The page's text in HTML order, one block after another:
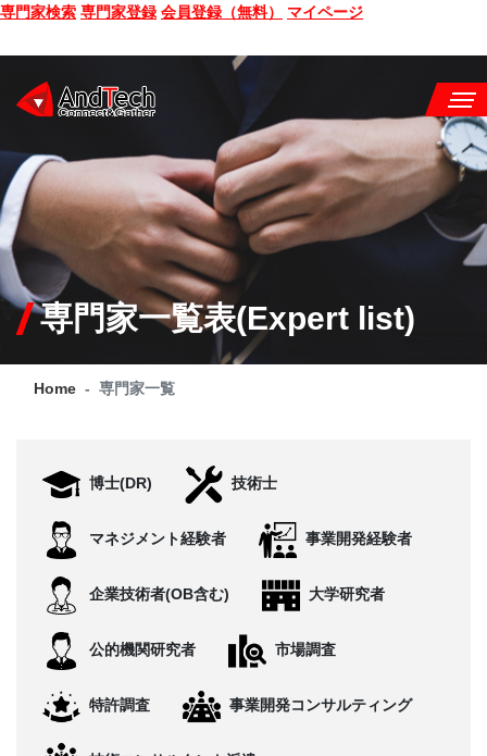
専門家検索 専門家登録 会員登録（無料） マイページ
SEMINAR
BOOK
CONSULTING
SERVICE
Q&A
CONTACT
専門家一覧表(Expert list)
Home 専門家一覧
博士(DR) 技術士
マネジメント経験者 事業開発経験者
企業技術者(OB含む) 大学研究者
公的機関研究者 市場調査
特許調査 事業開発コンサルティング